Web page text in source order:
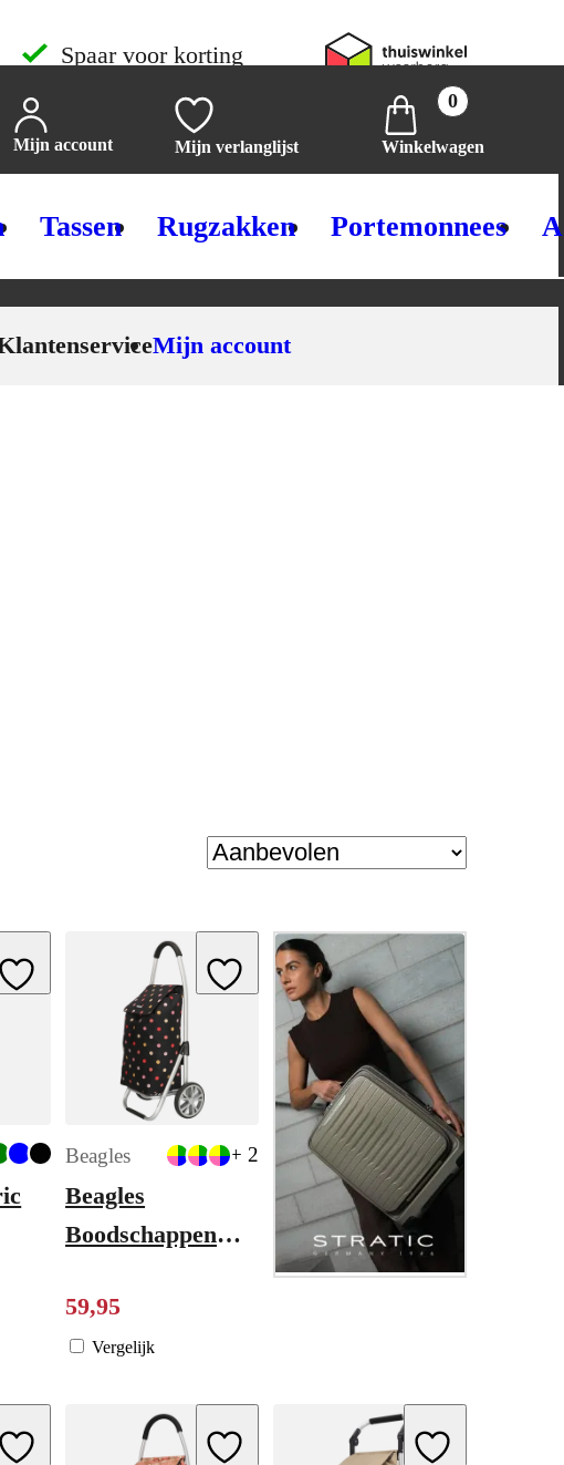
Spaar voor korting
Tassen Rugzakken Portemonnees
Mijn account
Mijn account
0
Winkelwagen
Mijn verlanglijst
Add to Wishlist Add to Wishlist
+ 2
Beagles
Beagles
Boodschappen
59,95
Vergelijk
Add to Wishlist Add to Wishlist Add to Wishlist